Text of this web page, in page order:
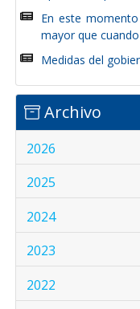
En este
mayor que
Medidas del
Archivo
2026
2025
2024
2023
2022